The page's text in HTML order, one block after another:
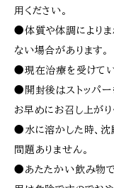
用ください。
●体質や体調によりま
ない場合があります。
●現在治療を受けてい
●開封後はストッパー
お早めにお召し上がり
●水に溶かした時、沈
問題ありません。
●あたたかい飲み物で